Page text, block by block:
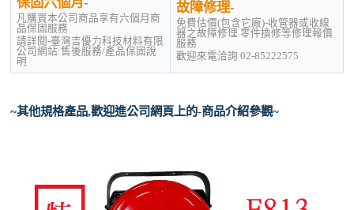
保固六個月-
凡購買本公司商品享有六個月商
品保固服務
請詳閱-臺灣吉優力科技材料有限
公司網站:售後服務/產品保固說
明
故障修理-
免費估價(包含它廠)-收管器或收線
器之故障修理.零件換修等修理報價
服務
歡迎來電洽詢 02-85222575
~其他規格產品,歡迎進公司網頁上的-商品介紹參觀~